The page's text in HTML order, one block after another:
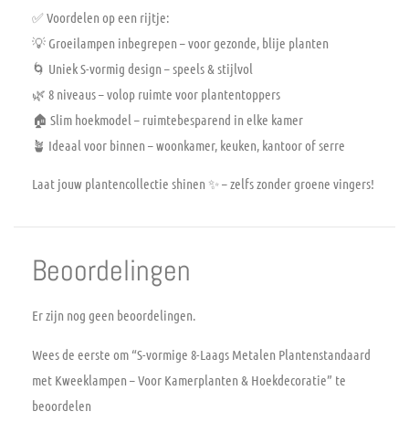
✅ Voordelen op een rijtje:
💡 Groeilampen inbegrepen – voor gezonde, blije planten
🌀 Uniek S-vormig design – speels & stijlvol
🌿 8 niveaus – volop ruimte voor plantentoppers
🏠 Slim hoekmodel – ruimtebesparend in elke kamer
🪴 Ideaal voor binnen – woonkamer, keuken, kantoor of serre
Laat jouw plantencollectie shinen ✨ – zelfs zonder groene vingers!
Beoordelingen
Er zijn nog geen beoordelingen.
Wees de eerste om “S-vormige 8-Laags Metalen Plantenstandaard
met Kweeklampen – Voor Kamerplanten & Hoekdecoratie” te
beoordelen